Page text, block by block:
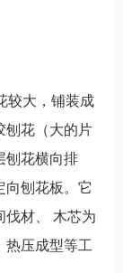
较大，铺装成
刨花（大的片
刨花横向排
向刨花板。它
伐材、 木芯为
热压成型等工